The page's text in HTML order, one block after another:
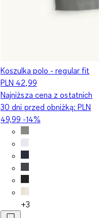
Koszulka polo - regular fit
PLN 42,99
Najniższa cena z ostatnich
30 dni przed obniżką: PLN
49,99 -14%
+3